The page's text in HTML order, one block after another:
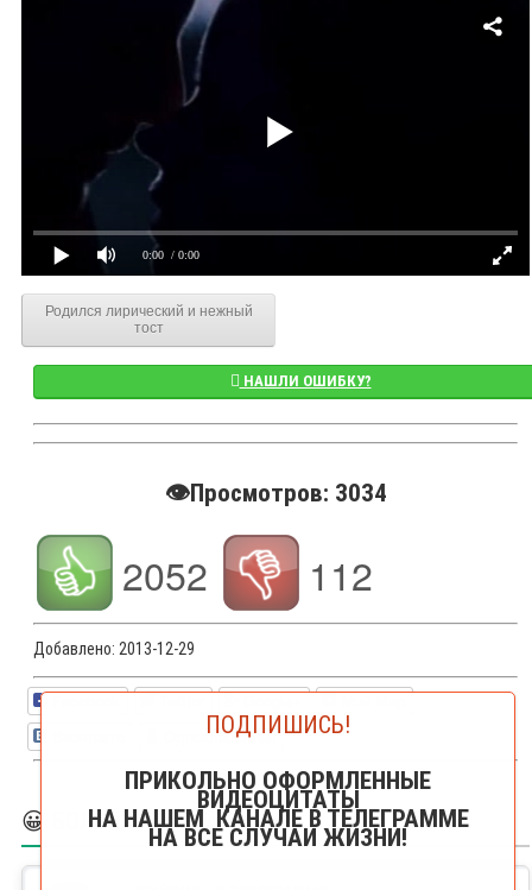
0:00 / 0:00
Родился лирический и нежный
тост
НАШЛИ ОШИБКУ?
👁️Просмотров: 3034
2052 112
Добавлено: 2013-12-29
Facebook Twitter Google+
Мой Мир
Одноклассники
😀 БОЛЬШЕ ЦИТАЙЛИКОВ
ПОДПИШИСЬ!
ПРИКОЛЬНО ОФОРМЛЕННЫЕ
ВИДЕОЦИТАТЫ
НА НАШЕМ КАНАЛЕ В ТЕЛЕГРАММЕ
НА ВСЕ СЛУЧАИ ЖИЗНИ!